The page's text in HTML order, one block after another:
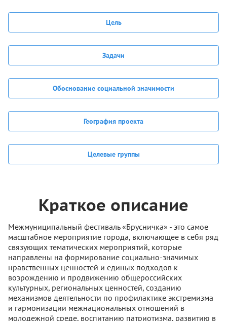
Цель
Задачи
Обоснование социальной значимости
География проекта
Целевые группы
Краткое описание
Межмуниципальный фестиваль «Брусничка» - это самое
масштабное мероприятие города, включающее в себя ряд
связующих тематических мероприятий, которые
направлены на формирование социально-значимых
нравственных ценностей и единых подходов к
возрождению и продвижению общероссийских
культурных, региональных ценностей, созданию
механизмов деятельности по профилактике экстремизма
и гармонизации межнациональных отношений в
молодежной среде, воспитанию патриотизма, развитию в